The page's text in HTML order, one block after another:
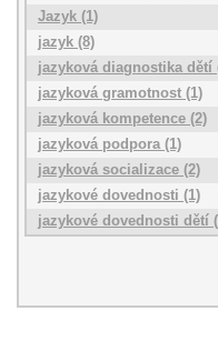
Jazyk (1)
jazyk (8)
jazyková diagnostika dětí
jazyková gramotnost (1)
jazyková kompetence (2)
jazyková podpora (1)
jazyková socializace (2)
jazykové dovednosti (1)
jazykové dovednosti dětí